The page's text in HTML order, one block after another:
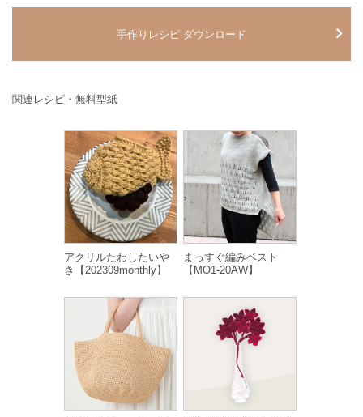
手作りレシピ ダウンロード
関連レシピ・無料型紙
アクリルたわしたいや
き【202309monthly】
まっすぐ編みベスト
【MO1-20AW】